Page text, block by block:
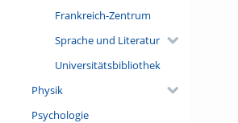
Frankreich-Zentrum
Sprache und Literatur
Universitätsbibliothek
Physik
Psychologie